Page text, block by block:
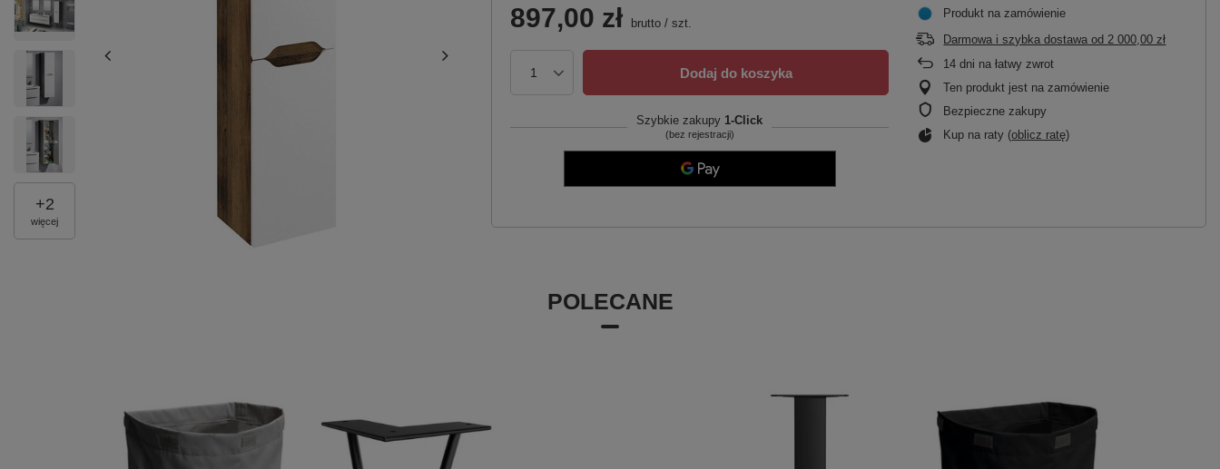
+2
więcej
897,00 zł brutto/ szt.
Dodaj do koszyka
Szybkie zakupy 1-Click
(bez rejestracji)
Produkt na zamówienie
Darmowa i szybka dostawa od2 000,00 zł
14 dni na łatwy zwrot
Ten produkt jest na zamówienie
Bezpieczne zakupy
Kup na raty (oblicz ratę)
POLECANE